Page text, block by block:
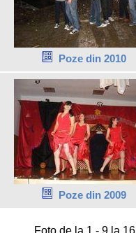
Poze din 2010
Poze din 2009